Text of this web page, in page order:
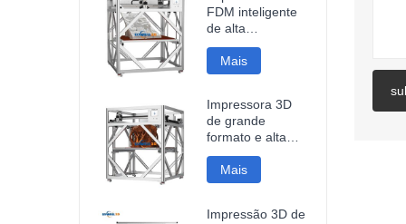
FDM inteligente
de alta
velocidade,
1200*1200*1200mm,
com conexão Wi-
acessível.
Mais
Impressora 3D
de grande
formato e alta
velocidade
DM10Plus, com
área de
1000 mm.
Mais
Impressão 3D de